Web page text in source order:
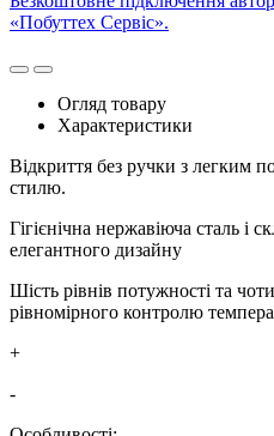
«Побуттех Сервіс».
Огляд товару
Характеристики
Відкриття без ручки з легким
стилю.
Гігієнічна нержавіюча сталь і
елегантного дизайну
Шість рівнів потужності та
рівномірного контролю
+
-